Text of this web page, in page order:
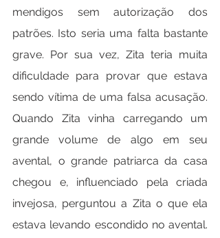
mendigos sem autorização dos
patrões. Isto seria uma falta bastante
grave. Por sua vez, Zita teria muita
dificuldade para provar que estava
sendo vítima de uma falsa acusação.
Quando Zita vinha carregando um
grande volume de algo em seu
avental, o grande patriarca da casa
chegou e, influenciado pela criada
invejosa, perguntou a Zita o que ela
estava levando escondido no avental.